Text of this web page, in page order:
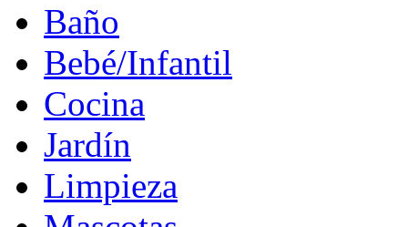
Baño
Bebé/Infantil
Cocina
Jardín
Limpieza